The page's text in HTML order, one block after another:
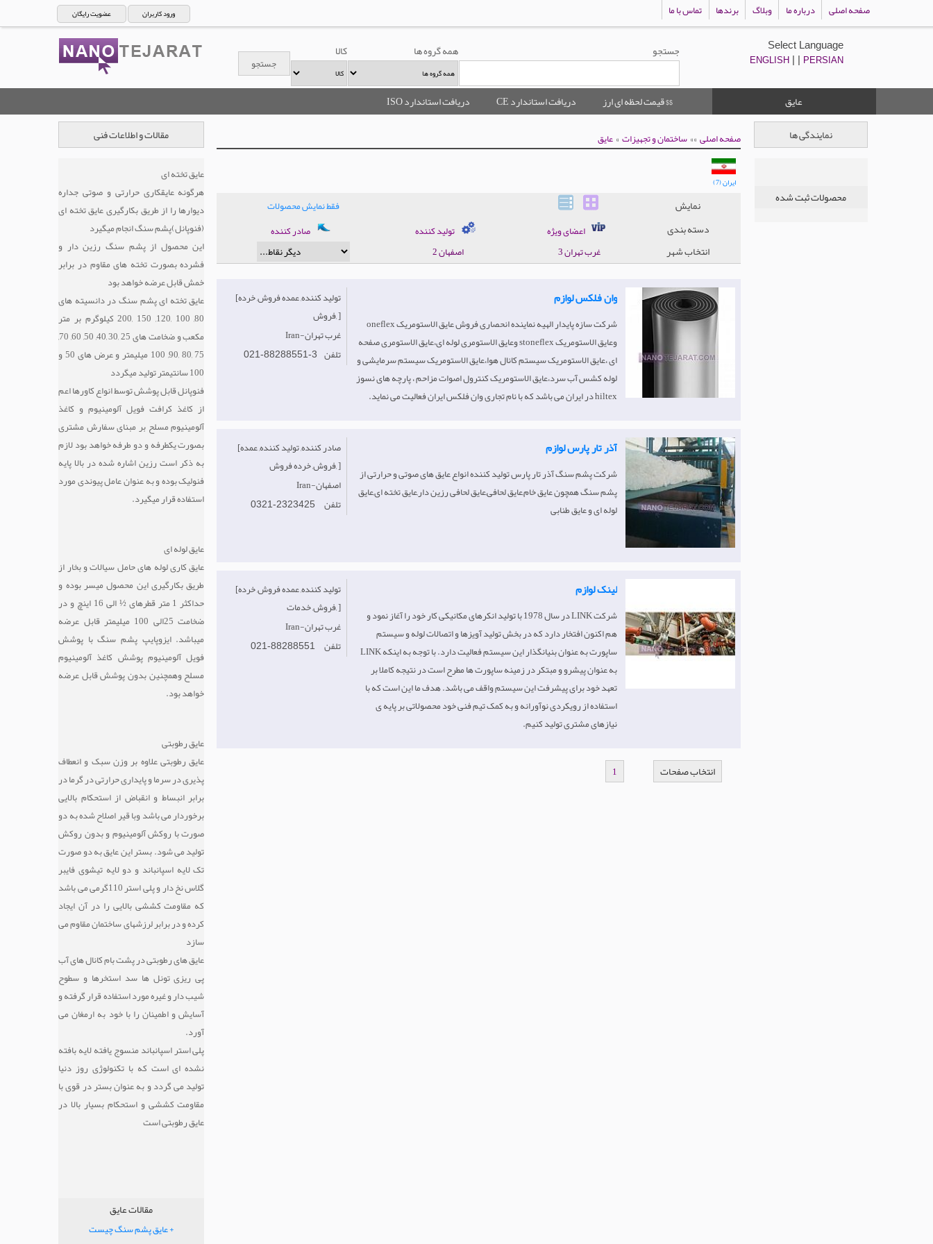
ورود کاربران عضویت رایگان صفحه اصلی درباره ما وبلاگ برندها تماس با ما
جستجو همه گروه ها کالا Select Language
ENGLISH| | PERSIAN
$$ قیمت لحظه ای ارز دریافت استاندارد CE دریافت استاندارد ISO
عایق
مقالات و اطلاعات فنی
عایق تخته ای
هرگونه عایقکاری حرارتی و صوتی جداره
دیوارها را از طریق بکارگیری عایق تخته ای
(فنوپانل)پشم سنگ انجام میگیرد
این محصول از پشم سنگ رزین دار و
فشرده بصورت تخته های مقاوم در برابر
خمش قابل عرضه خواهد بود
عایق تخته ای پشم سنگ در دانسیته های
80, 100 ,120, 150 ,200 کیلوگرم بر متر
مکعب و ضخامت های 25 ,30 ,40, 50, 60, 70,
75 ,80 ,90, 100 میلیمتر و عرض های 50 و
100 سانتیمتر تولید میگردد
فنوپانل قابل پوشش توسط انواع کاورها اعم
از کاغذ کرافت فویل آلومینیوم و کاغذ
آلومینیوم مسلح بر مبنای سفارش مشتری
بصورت یکطرفه و دو طرفه خواهد بود لازم
به ذکر است رزین اشاره شده در بالا پایه
فنولیک بوده و به عنوان عامل پیوندی مورد
استفاده قرار میگیرد.
عایق لوله ای
عایق کاری لوله های حامل سیالات و بخار از
طریق بکارگیری این محصول میسر بوده و
حداکثر 1 متر قطرهای ½ الی 16 اینچ و در
ضخامت 25الی 100 میلیمتر قابل عرضه
میباشد. ایزوپایپ پشم سنگ با پوشش
فویل آلومینیوم پوشش کاغذ آلومینیوم
مسلح وهمچنین بدون پوشش قابل عرضه
خواهد بود.
عایق رطوبتی
عایق رطوبتی علاوه بر وزن سبک و انعطاف
پذیری در سرما و پایداری حرارتی در گرما در
برابر انبساط و انقباض از استحکام بالایی
برخوردار می باشد وبا قیر اصلاح شده به دو
صورت با روکش آلومینیوم و بدون روکش
تولید می شود. بستر این عایق به دو صورت
تک لایه اسپانباند و دو لایه تیشوی فایبر
گلاس نخ دار و پلی استر 110گرمی می باشد
که مقاومت کششی بالایی را در آن ایجاد
کرده و در برابر لرزشهای ساختمان مقاوم می
سازد
عایق های رطوبتی در پشت بام کانال های آب
پی ریزی تونل ها سد استخرها و سطوح
شیب دار و غیره مورد استفاده قرار گرفته و
آسایش و اطمینان را با خود به ارمغان می
آورد.
پلی استر اسپانباند منسوج یافته لایه بافته
نشده ای است که با تکنولوژی روز دنیا
تولید می گردد و به عنوان بستر در قوی با
مقاومت کششی و استحکام بسیار بالا در
عایق رطوبتی است
مقالات عایق
+ عایق پشم سنگ چیست
صفحه اصلی»»ساختمان و تجهیزات»عایق
ایران (7)
فقط نمایش محصولات نمایش
دسته بندی
اصفهان 2 غرب‌ تهران 3 انتخاب شهر
[تولید کننده, عمده فروش, خرده
فروش, ]
Iran-غرب‌ تهران
021-88288551-3 تلفن
وان فلکس لوازم
شرکت سازه پایدار الهیه نماینده انحصاری فروش عایق الاستومریک oneflex
وعایق الاستومریک stoneflex وعایق الاستومری لوله ای،عایق الاستومری صفحه
ای ،عایق الاستومریک سیستم کانال هوا،عایق الاستومریک سیستم سرمایشی و
لوله کشس آب سرد،عایق الاستومریک کنترول اصوات مزاحم ، پارچه های نسوز
hiltex در ایران می باشد که با نام تجاری وان فلکس ایران فعالیت می نماید.
[صادر کننده, تولید کننده, عمده
فروش, خرده فروش, ]
Iran-اصفهان
0321-2323425 تلفن
آذر تار پارس لوازم
شرکت پشم سنگ آذر تار پارس تولید کننده انواع عایق های صوتی و حرارتی از
پشم سنگ همچون عایق خام,عایق لحافی,عایق لحافی رزین دار,عایق تخته ای,عایق
لوله ای و عایق طنابی
[تولید کننده, عمده فروش, خرده
فروش, خدمات, ]
Iran-غرب‌ تهران
021-88288551 تلفن
لینک لوازم
شرکت LINK در سال 1978 با تولید انکرهای مکانیکی کار خود را آغاز نمود و
هم اکنون افتخار دارد که در بخش تولید آویزها و اتصالات لوله و سیستم
ساپورت به عنوان بنیانگذار این سیستم فعالیت دارد. با توجه به اینکه LINK
به عنوان پیشرو و مبتکر در زمینه ساپورت ها مطرح است در نتیجه کاملا بر
تعهد خود برای پیشرفت این سیستم واقف می باشد. هدف ما این است که با
استفاده از رویکردی نوآورانه و به کمک تیم فنی خود محصولاتی بر پایه ی
نیازهای مشتری تولید کنیم.
انتخاب صفحات 1
نمایندگی ها
محصولات ثبت شده